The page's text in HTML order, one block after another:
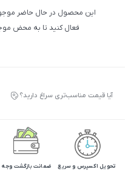
این محصول در حال حاضر موجود
فعال کنید تا به محض
آیا قیمت مناسب‌تری سراغ دارید؟
تحویل اکسپرس و سریع ضمانت بازگشت وجه